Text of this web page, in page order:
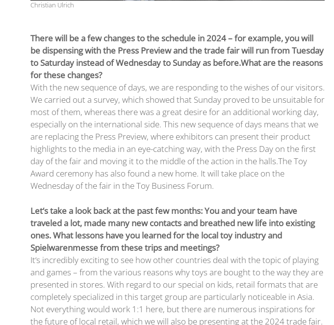
Christian Ulrich
There will be a few changes to the schedule in 2024 – for example, you will
be dispensing with the Press Preview and the trade fair will run from Tuesday
to Saturday instead of Wednesday to Sunday as before.What are the reasons
for these changes?
With the new sequence of days, we are responding to the wishes of our visitors.
We carried out a survey, which showed that Sunday proved to be unsuitable for
most of them, whereas there was a great desire for an additional working day,
especially on the international side. This new sequence of days means that we
are replacing the Press Preview, where exhibitors can present their product
highlights to the media in an eye-catching way, with the Press Day on the first
day of the fair and moving it to the middle of the action in the halls.The Toy
Award ceremony has also found a new home. It will take place on the
Wednesday of the fair in the Toy Business Forum.
Let‘s take a look back at the past few months: You and your team have
traveled a lot, made many new contacts and breathed new life into existing
ones. What lessons have you learned for the local toy industry and
Spielwarenmesse from these trips and meetings?
It‘s incredibly exciting to see how other countries deal with the topic of playing
and games – from the various reasons why toys are bought to the way they are
presented in stores. With regard to our special on kids, retail formats that are
completely specialized in this target group are particularly noticeable in Asia.
Not everything would work 1:1 here, but there are numerous inspirations for
the future of local retail, which we will also be presenting at the 2024 trade fair.